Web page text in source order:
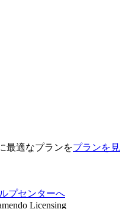
最適なプランをプランを見
プセンターへ
Licensing